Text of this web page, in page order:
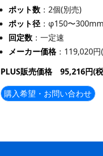
ポット数 ：2個(別売)
ポット径：φ150〜300mm
回定数 ：一定速
メーカー価格：119,020円
PLUS販売価格 95,216円(
購入希望・お問い合わせ